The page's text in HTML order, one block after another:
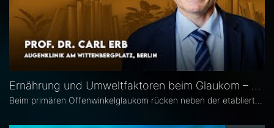
Ernährung und Umweltfaktoren beim Glaukom – Prof. Dr. Carl Erb